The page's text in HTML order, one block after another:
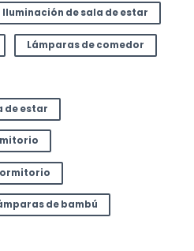
Iluminación de sala de estar
Lámparas de comedor
de estar
de bambú